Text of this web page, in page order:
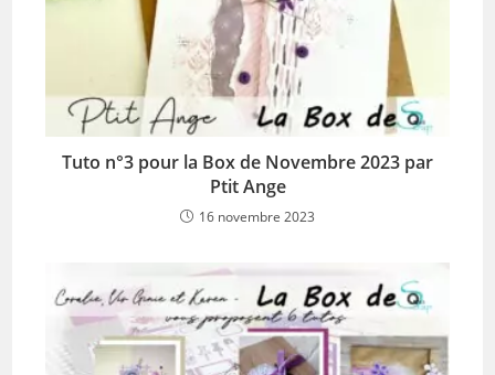
Tuto n°3 pour la Box de Novembre 2023 par
Ptit Ange
16 novembre 2023